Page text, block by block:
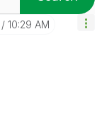
10:29 AM